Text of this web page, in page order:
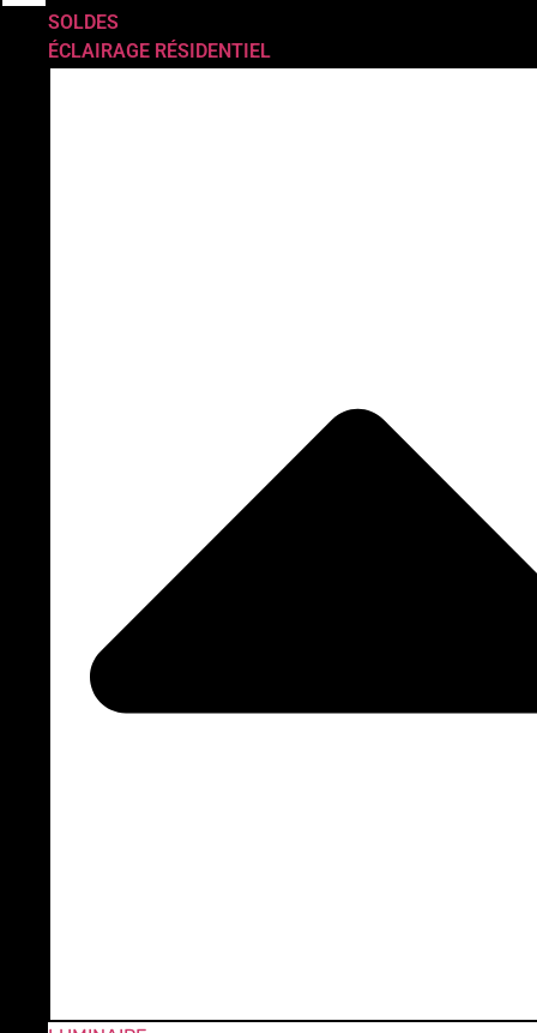
SOLDES
ÉCLAIRAGE RÉSIDENTIEL